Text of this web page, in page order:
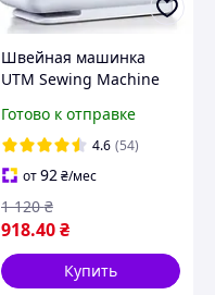
Швейная машинка
UTM Sewing Machine
Готово к отправке
4.6 (54)
от92₴/мес
918.40₴
1 120 ₴
Купить